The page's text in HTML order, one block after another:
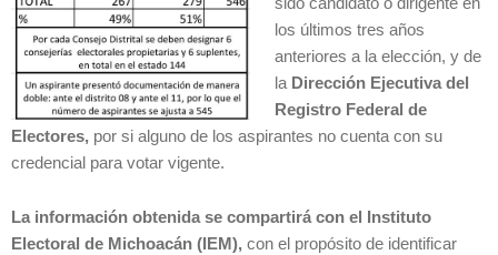
los últimos tres años
anteriores a la elección, y de
la Dirección Ejecutiva del
Registro Federal de
Electores, por si alguno de los aspirantes no cuenta con su
credencial para votar vigente.
La información obtenida se compartirá con el Instituto
Electoral de Michoacán (IEM), con el propósito de identificar